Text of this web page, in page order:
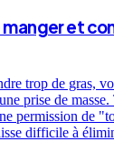
manger et
trop de gras,
prise de
permission de
difficile à